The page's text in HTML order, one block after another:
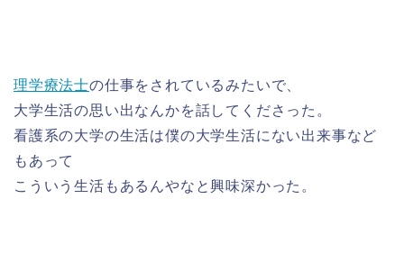
理学療法士の仕事をされているみたいで、
大学生活の思い出なんかを話してくださった。
看護系の大学の生活は僕の大学生活にない出来事など
もあって
こういう生活もあるんやなと興味深かった。